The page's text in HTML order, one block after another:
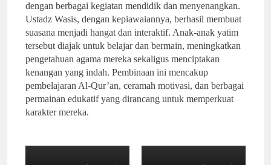
dengan berbagai kegiatan mendidik dan menyenangkan.
Ustadz Wasis, dengan kepiawaiannya, berhasil membuat
suasana menjadi hangat dan interaktif. Anak-anak yatim
tersebut diajak untuk belajar dan bermain, meningkatkan
pengetahuan agama mereka sekaligus menciptakan
kenangan yang indah. Pembinaan ini mencakup
pembelajaran Al-Qur’an, ceramah motivasi, dan berbagai
permainan edukatif yang dirancang untuk memperkuat
karakter mereka.